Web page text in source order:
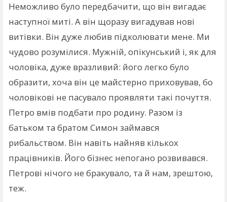
Неможливо було передбачити, що він вигадає
наступної миті. А він щоразу вигадував нові
витівки. Він дуже любив підколювати мене. Ми
чудово розумілися. Мужній, опікунський і, як для
чоловіка, дуже вразливий: його легко було
образити, хоча він це майстерно приховував, бо
чоловікові не пасувало проявляти такі почуття.
Петро вмів подбати про родину. Разом із
батьком та братом Симон займався
рибальством. Він навіть найняв кількох
працівників. Його бізнес непогано розвивався.
Петрові нічого не бракувало, та й нам, зрештою,
теж.